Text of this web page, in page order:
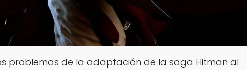
problemas de la adaptación de la saga Hitman al